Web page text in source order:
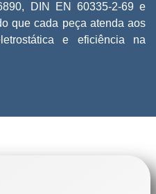
DIN EN 60335-2-69 e
que cada peça atenda aos
e eficiência na